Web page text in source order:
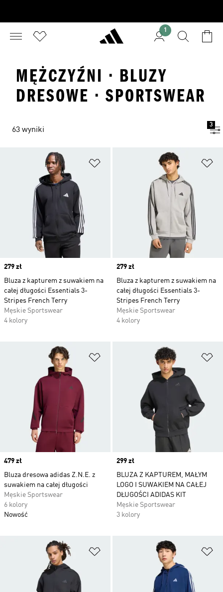
1
MĘŻCZYŹNI · BLUZY
DRESOWE · SPORTSWEAR
63 wyniki
3
Dodaj do listy życzeń
Price
279 zł
Bluza z kapturem z suwakiem na
całej długości Essentials 3-
Stripes French Terry
Męskie Sportswear
4 kolory
Price
279 zł
Bluza z kapturem z suwakiem na
całej długości Essentials 3-
Stripes French Terry
Męskie Sportswear
4 kolory
Dodaj do listy życzeń
Price
479 zł
Bluza dresowa adidas Z.N.E. z
suwakiem na całej długości
Męskie Sportswear
6 kolory
Nowość
Price
299 zł
BLUZA Z KAPTUREM, MAŁYM
LOGO I SUWAKIEM NA CAŁEJ
DŁUGOŚCI ADIDAS KIT
Męskie Sportswear
3 kolory
Dodaj do listy życzeń